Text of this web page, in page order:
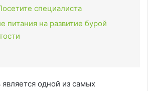
специалиста
питания на развитие бурой
является одной из самых